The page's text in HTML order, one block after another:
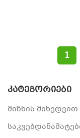
ᲙᲐᲢᲔᲒᲝᲠᲘᲔᲑᲘ
მიზნის მიხედვით
1